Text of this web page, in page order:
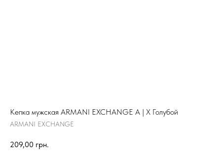
Кепка мужская ARMANI EXCHANGE A | X Голубой
ARMANI EXCHANGE
209,00 грн.